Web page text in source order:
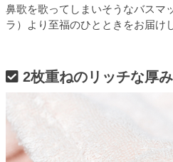
鼻歌を歌ってしまいそうなバスマ
ラ）より至福のひとときをお届け
2枚重ねのリッチな厚み